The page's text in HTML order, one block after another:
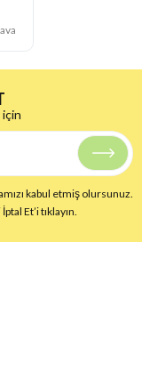
kabul etmiş olursunuz.
Et’i tıklayın.